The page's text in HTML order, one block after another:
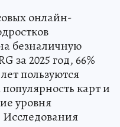
онлайн-
безналичную
за 2025 год, 66%
пользуются
карт и
уровня